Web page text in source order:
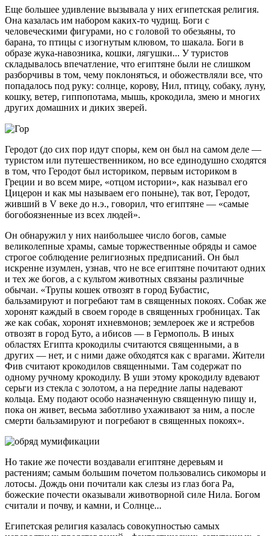
Еще большее удивление вызывала у них египетская религия.
Она казалась им набором каких-то чудищ. Боги с
человеческими фигурами, но с головой то обезьяны, то
барана, то птицы с изогнутым клювом, то шакала. Боги в
образе жука-навозника, кошки, лягушки... У туристов
складывалось впечатление, что египтяне были не слишком
разборчивы в том, чему поклоняться, и обожествляли все, что
попадалось под руку: солнце, корову, Нил, птицу, собаку, луну,
кошку, ветер, гиппопотама, мышь, крокодила, змею и многих
других домашних и диких зверей.
Геродот (до сих пор идут споры, кем он был на самом деле —
туристом или путешественником, но все единодушно сходятся
в том, что Геродот был историком, первым историком в
Греции и во всем мире, «отцом истории», как называл его
Цицерон и как мы называем его поныне), так вот, Геродот,
живший в V веке до н.э., говорил, что египтяне — «самые
богобоязненные из всех людей».
Он обнаружил у них наибольшее число богов, самые
великолепные храмы, самые торжественные обряды и самое
строгое соблюдение религиозных предписаний. Он был
искренне изумлен, узнав, что не все египтяне почитают одних
и тех же богов, а с культом животных связаны различные
обычаи. «Трупы кошек отвозят в город Бубастис,
бальзамируют и погребают там в священных покоях. Собак же
хоронят каждый в своем городе в священных гробницах. Так
же как собак, хоронят ихневмонов; землероек же и ястребов
отвозят в город Буто, а ибисов — в Гермополь. В иных
областях Египта крокодилы считаются священными, а в
других — нет, и с ними даже обходятся как с врагами. Жители
Фив считают крокодилов священными. Там содержат по
одному ручному крокодилу. В уши этому крокодилу вдевают
серьги из стекла с золотом, а на передние лапы надевают
кольца. Ему подают особо назначенную священную пищу и,
пока он живет, весьма заботливо ухаживают за ним, а после
смерти бальзамируют и погребают в священных покоях».
Но такие же почести воздавали египтяне деревьям и
растениям; самым большим почетом пользовались сикоморы и
лотосы. Дождь они почитали как слезы из глаз бога Ра,
божеские почести оказывали животворной силе Нила. Богом
считали и почву, и камни, и Солнце...
Египетская религия казалась совокупностью самых